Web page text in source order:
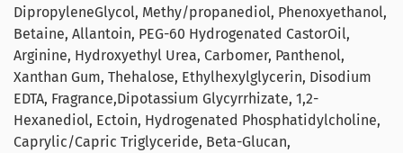
DipropyleneGlycol, Methy/propanediol, Phenoxyethanol,
Betaine, Allantoin, PEG-60 Hydrogenated CastorOil,
Arginine, Hydroxyethyl Urea, Carbomer, Panthenol,
Xanthan Gum, Thehalose, Ethylhexylglycerin, Disodium
EDTA, Fragrance,Dipotassium Glycyrrhizate, 1,2-
Hexanediol, Ectoin, Hydrogenated Phosphatidylcholine,
Caprylic/Capric Triglyceride, Beta-Glucan,